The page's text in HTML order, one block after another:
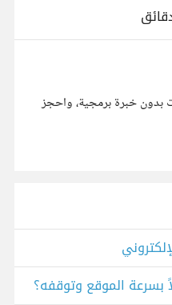
بدون خبرة برمجية، واحجز
بسرعة الموقع وتوقفه؟